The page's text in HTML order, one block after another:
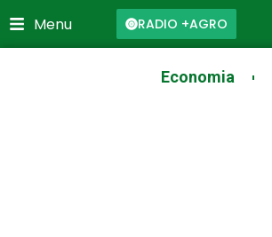
to
Menu RADIO +AGRO
Economia